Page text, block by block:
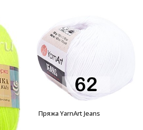
Пряжа YarnArt Jeans